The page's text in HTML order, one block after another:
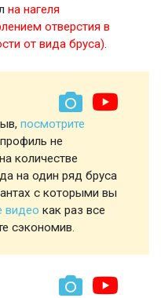
на нагеля
отверстия в
от вида бруса).
посмотрите
не
количестве
на один ряд бруса
с которыми вы
видео как раз все
сэкономив.